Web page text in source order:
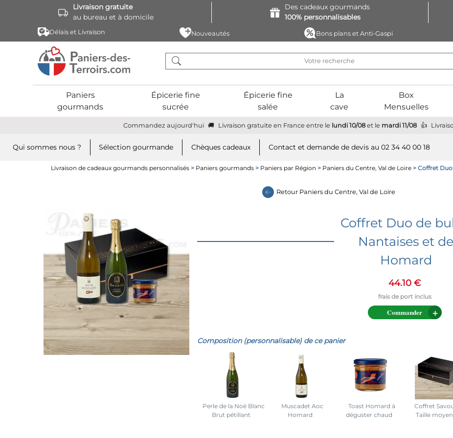
Livraison gratuite
au bureau et à domicile
Des cadeaux gourmands
100% personnalisables
Délais et Livraison Nouveautés Bons plans et Anti-Gaspi
Paniers
gourmands
Épicerie fine
sucrée
Épicerie fine
salée
La
cave
Box
Mensuelles
Commandez aujourd'hui Livraison gratuite en France entre le lundi 10/08et le mardi 11/08
Qui sommes nous ? Sélection gourmande Chèques cadeaux Contact et demande de devis au 02 34 40 00 18
Livraison de cadeaux gourmands personnalisés > Paniers gourmands > Paniers par Région > Paniers du Centre, Val de Loire > Coffret
Retour Paniers du Centre, Val de Loire
Coffret Duo de
Nantaises et de
Homard
44.10 €
Commander
Composition (personnalisable) de ce panier
Perle de la Noë Blanc
Brut pétillant
Muscadet Aoc
Homard
Toast Homard à
déguster chaud
Coffret
Taille